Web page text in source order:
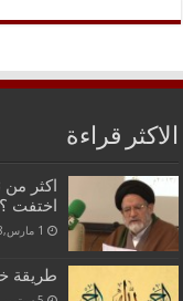
الاكثر قراءة
اختفت ؟
1 مارس,2018
طريقة